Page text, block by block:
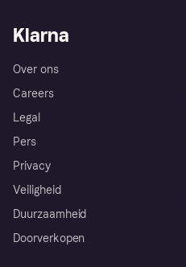
Klarna
Over ons
Careers
Legal
Pers
Privacy
Veiligheid
Duurzaamheid
Doorverkopen